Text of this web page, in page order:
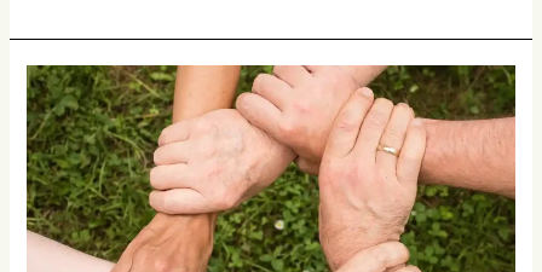
Solidariteit
als
het
leidende
principe
voor
GL-